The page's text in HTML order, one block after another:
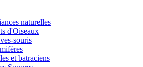
naturelles
d'Oiseaux
souris
et batraciens